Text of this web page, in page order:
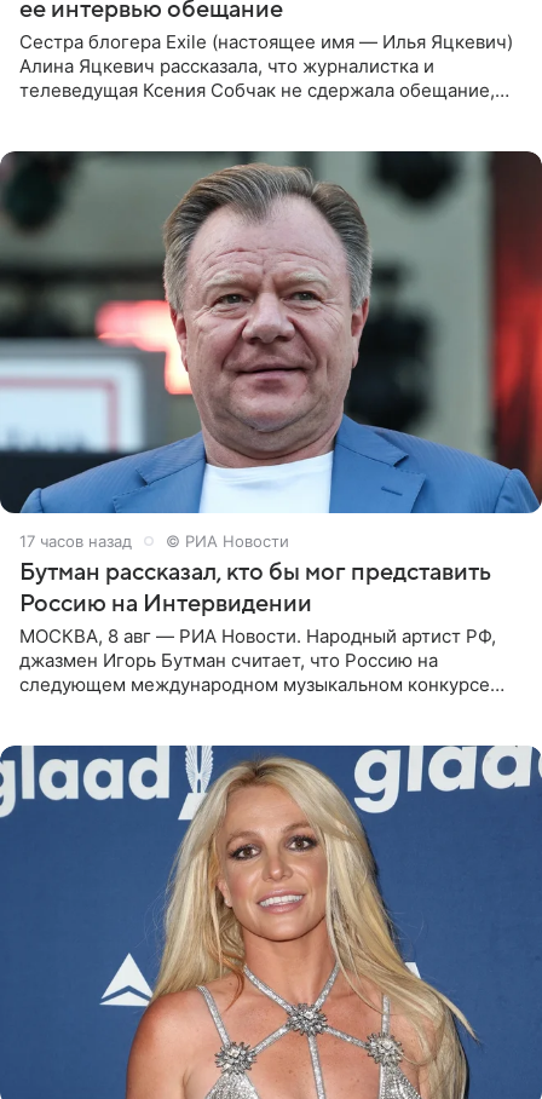
ее интервью обещание
Сестра блогера Exile (настоящее имя — Илья Яцкевич)
Алина Яцкевич рассказала, что журналистка и
телеведущая Ксения Собчак не сдержала обещание,
17 часов назад © РИА Новости
Бутман рассказал, кто бы мог представить
Россию на Интервидении
МОСКВА, 8 авг — РИА Новости. Народный артист РФ,
джазмен Игорь Бутман считает, что Россию на
следующем международном музыкальном конкурсе